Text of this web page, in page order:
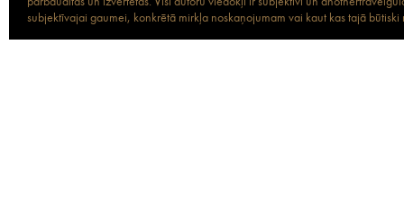
subjektīvajai gaumei, konkrētā mirkļa noskaņojumam vai kaut kas tajā